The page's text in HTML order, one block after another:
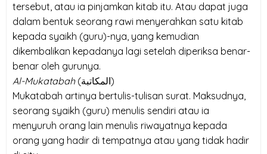
tersebut, atau ia pinjamkan kitab itu. Atau dapat juga
dalam bentuk seorang rawi menyerahkan satu kitab
kepada syaikh (guru)-nya, yang kemudian
dikembalikan kepadanya lagi setelah diperiksa benar-
benar oleh gurunya.
Al-Mukatabah(المكاتبة)
Mukatabah artinya bertulis-tulisan surat. Maksudnya,
seorang syaikh (guru) menulis sendiri atau ia
menyuruh orang lain menulis riwayatnya kepada
orang yang hadir di tempatnya atau yang tidak hadir